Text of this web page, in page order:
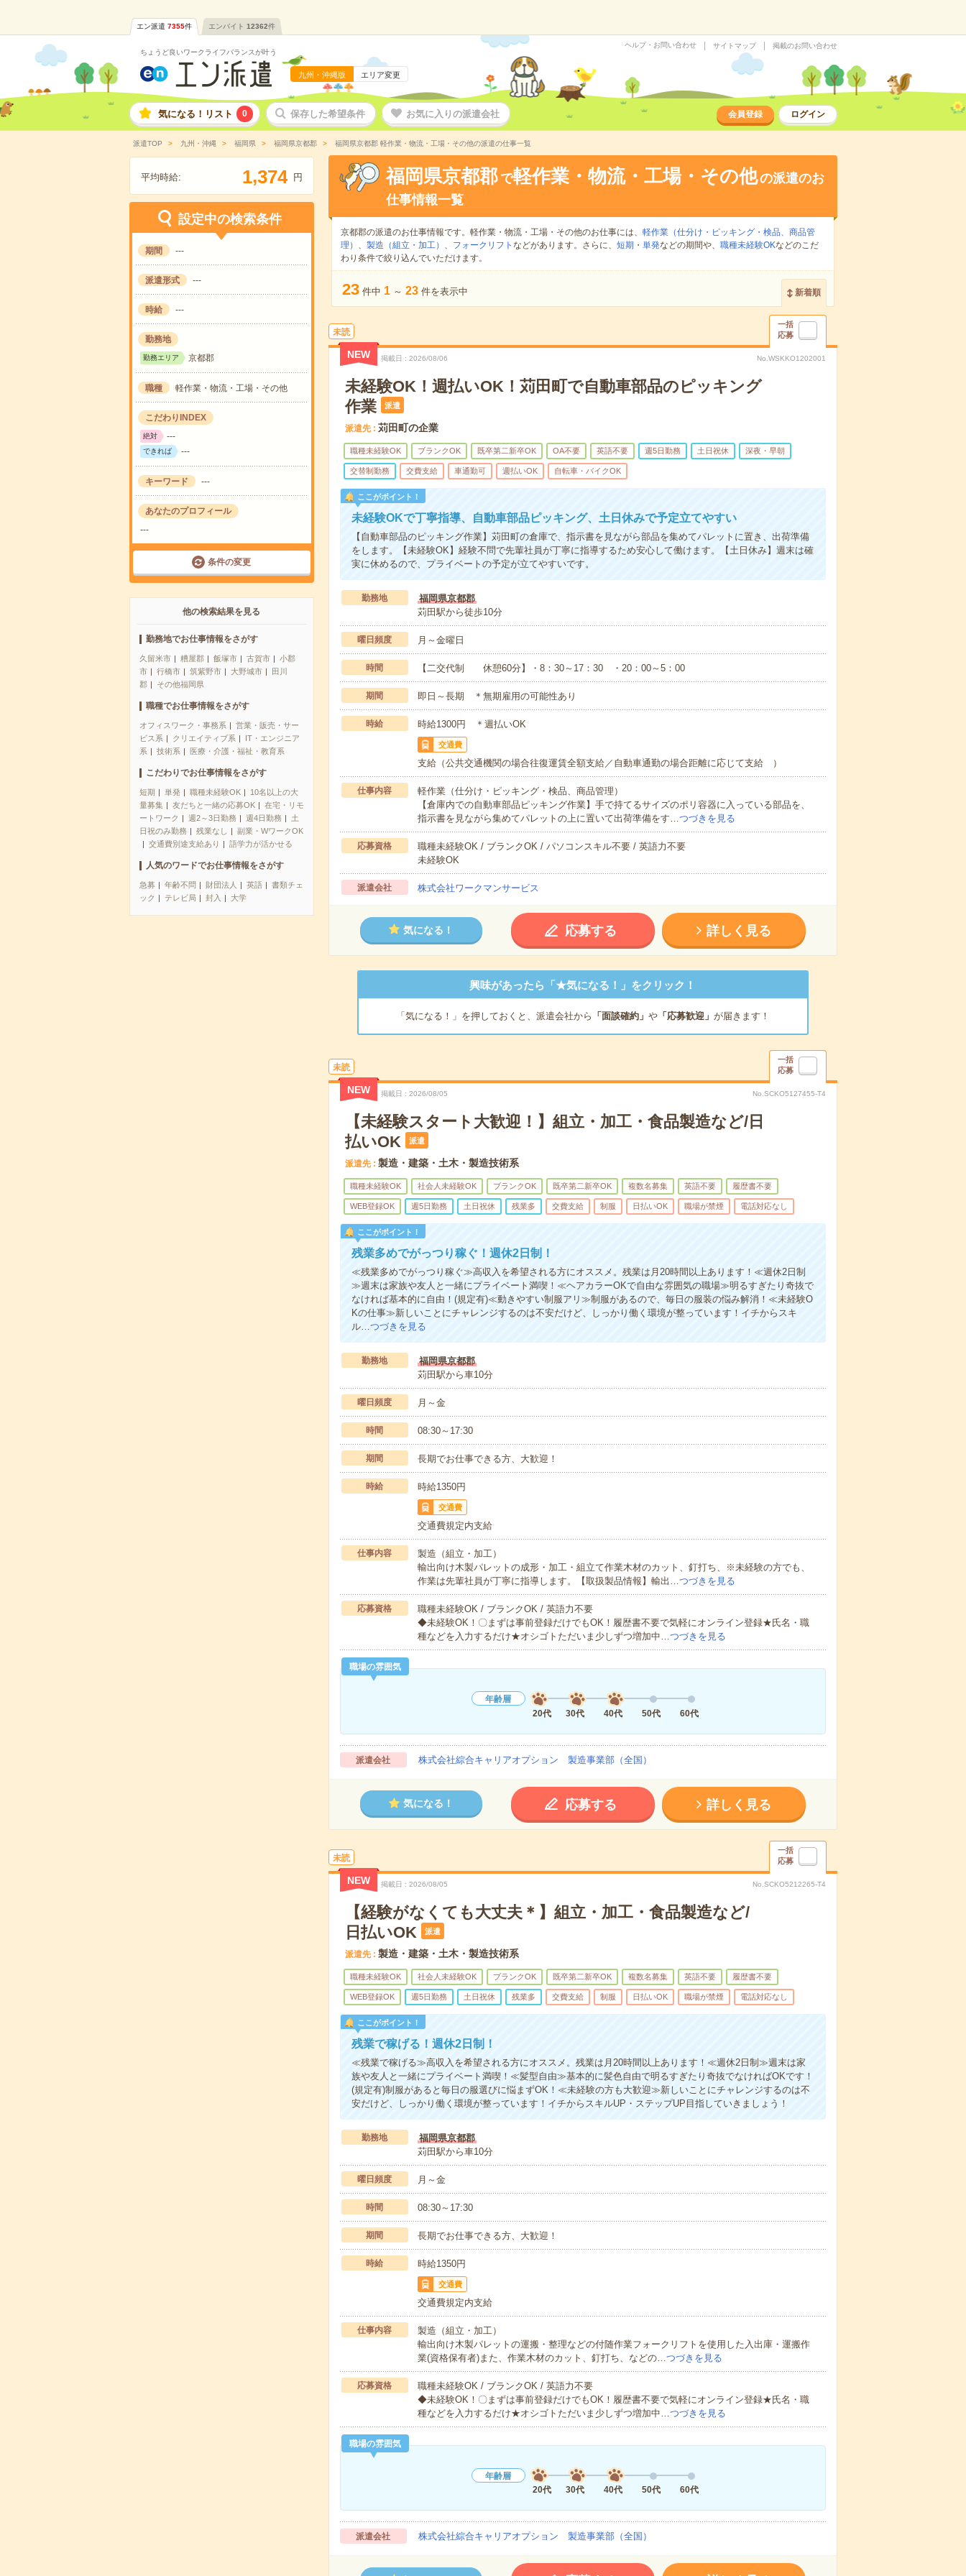
エン派遣 7355件 エンバイト 12362件
ちょうど良いワークライフバランスが叶う
九州・沖縄版 エリア変更
ヘルプ・お問い合わせ サイトマップ 掲載のお問い合わせ
気になる！リスト 0 保存した希望条件 お気に入りの派遣会社 会員登録 ログイン
派遣TOP 九州・沖縄 福岡県 福岡県京都郡 福岡県京都郡 軽作業・物流・工場・その他の派遣の仕事一覧
平均時給: 1,374 円
設定中の検索条件
期間 ---
派遣形式 ---
時給 ---
勤務地
勤務エリア 京都郡
職種 軽作業・物流・工場・その他
こだわりINDEX
絶対 ---
できれば ---
キーワード ---
あなたのプロフィール
---
条件の変更
他の検索結果を見る
勤務地でお仕事情報をさがす
久留米市 糟屋郡 飯塚市 古賀市
小郡
市
行橋市 筑紫野市 大野城市
田川
郡
その他福岡県
職種でお仕事情報をさがす
オフィスワーク・事務系
営業・販売・サー
ビス系
クリエイティブ系
IT・エンジニア
系
技術系 医療・介護・福祉・教育系
こだわりでお仕事情報をさがす
短期 単発 職種未経験OK
10名以上の大
量募集
友だちと一緒の応募OK
在宅・リモ
ートワーク
週2～3日勤務 週4日勤務
土
日祝のみ勤務
残業なし
副業・WワークOK
交通費別途支給あり
語学力が活かせる
人気のワードでお仕事情報をさがす
急募 年齢不問 財団法人 英語
書類チェ
ック
テレビ局 封入 大学
福岡県京都郡 で軽作業・物流・工場・その他の派遣のお
仕事情報一覧
京都郡の派遣のお仕事情報です。軽作業・物流・工場・その他のお仕事には、 軽作業（仕分け・ピッキング・検品、商品管
理） 、 製造（組立・加工） 、 フォークリフト などがあります。さらに、 短期 ・ 単発などの期間や、 職種未経験OKなどのこだ
わり条件で絞り込んでいただけます。
23 件中 1 ～ 23 件を表示中 新着順
未読
一括
応募
NEW 掲載日 2026/08/06 No.WSKKO1202001
未経験OK！週払いOK！苅田町で自動車部品のピッキング
作業
派遣
派遣先 苅田町の企業
職種未経験OK ブランクOK 既卒第二新卒OK OA不要 英語不要 週5日勤務 土日祝休 深夜・早朝
交替制勤務 交費支給 車通勤可 週払いOK 自転車・バイクOK
ここがポイント！
未経験OKで丁寧指導、自動車部品ピッキング、土日休みで予定立てやすい
【自動車部品のピッキング作業】苅田町の倉庫で、指示書を見ながら部品を集めてパレットに置き、出荷準備
をします。【未経験OK】経験不問で先輩社員が丁寧に指導するため安心して働けます。【土日休み】週末は確
実に休めるので、プライベートの予定が立てやすいです。
勤務地
福岡県京都郡
苅田駅から徒歩10分
曜日頻度 月～金曜日
時間 【二交代制 休憩60分】・8：30～17：30 ・20：00～5：00
期間 即日～長期 ＊無期雇用の可能性あり
時給 時給1300円 ＊週払いOK
交通費
支給（公共交通機関の場合往復運賃全額支給／自動車通勤の場合距離に応じて支給 ）
仕事内容
軽作業（仕分け・ピッキング・検品、商品管理）
【倉庫内での自動車部品ピッキング作業】手で持てるサイズのポリ容器に入っている部品を、
指示書を見ながら集めてパレットの上に置いて出荷準備をす…つづきを見る
応募資格
職種未経験OK / ブランクOK / パソコンスキル不要 / 英語力不要
未経験OK
派遣会社 株式会社ワークマンサービス
気になる！ 応募する 詳しく見る
興味があったら「★気になる！」をクリック！
「気になる！」を押しておくと、派遣会社から 「面談確約」 や「応募歓迎」 が届きます！
未読
一括
応募
NEW 掲載日 2026/08/05 No.SCKO5127455-T4
【未経験スタート大歓迎！】組立・加工・食品製造など/日
払いOK
派遣
派遣先 製造・建築・土木・製造技術系
職種未経験OK 社会人未経験OK ブランクOK 既卒第二新卒OK 複数名募集 英語不要 履歴書不要
WEB登録OK 週5日勤務 土日祝休 残業多 交費支給 制服 日払いOK 職場が禁煙 電話対応なし
ここがポイント！
残業多めでがっつり稼ぐ！週休2日制！
≪残業多めでがっつり稼ぐ≫高収入を希望される方にオススメ。残業は月20時間以上あります！≪週休2日制
≫週末は家族や友人と一緒にプライベート満喫！≪ヘアカラーOKで自由な雰囲気の職場≫明るすぎたり奇抜で
なければ基本的に自由！(規定有)≪動きやすい制服アリ≫制服があるので、毎日の服装の悩み解消！≪未経験O
Kの仕事≫新しいことにチャレンジするのは不安だけど、しっかり働く環境が整っています！イチからスキ
ル…つづきを見る
勤務地
福岡県京都郡
苅田駅から車10分
曜日頻度 月～金
時間 08:30～17:30
期間 長期でお仕事できる方、大歓迎！
時給 時給1350円
交通費
交通費規定内支給
仕事内容
製造（組立・加工）
輸出向け木製パレットの成形・加工・組立て作業木材のカット、釘打ち、※未経験の方でも、
作業は先輩社員が丁寧に指導します。【取扱製品情報】輸出…つづきを見る
応募資格
職種未経験OK / ブランクOK / 英語力不要
◆未経験OK！〇まずは事前登録だけでもOK！履歴書不要で気軽にオンライン登録★氏名・職
種などを入力するだけ★オシゴトただいま少しずつ増加中…つづきを見る
職場の雰囲気
年齢層
20代
30代 40代 50代 60代
派遣会社 株式会社綜合キャリアオプション 製造事業部（全国）
気になる！ 応募する 詳しく見る
未読
一括
応募
NEW 掲載日 2026/08/05 No.SCKO5212265-T4
【経験がなくても大丈夫＊】組立・加工・食品製造など/
日払いOK
派遣
派遣先 製造・建築・土木・製造技術系
職種未経験OK 社会人未経験OK ブランクOK 既卒第二新卒OK 複数名募集 英語不要 履歴書不要
WEB登録OK 週5日勤務 土日祝休 残業多 交費支給 制服 日払いOK 職場が禁煙 電話対応なし
ここがポイント！
残業で稼げる！週休2日制！
≪残業で稼げる≫高収入を希望される方にオススメ。残業は月20時間以上あります！≪週休2日制≫週末は家
族や友人と一緒にプライベート満喫！≪髪型自由≫基本的に髪色自由で明るすぎたり奇抜でなければOKです！
(規定有)制服があると毎日の服選びに悩まずOK！≪未経験の方も大歓迎≫新しいことにチャレンジするのは不
安だけど、しっかり働く環境が整っています！イチからスキルUP・ステップUP目指していきましょう！
勤務地
福岡県京都郡
苅田駅から車10分
曜日頻度 月～金
時間 08:30～17:30
期間 長期でお仕事できる方、大歓迎！
時給 時給1350円
交通費
交通費規定内支給
仕事内容
製造（組立・加工）
輸出向け木製パレットの運搬・整理などの付随作業フォークリフトを使用した入出庫・運搬作
業(資格保有者)また、作業木材のカット、釘打ち、などの… つづきを見る
応募資格
職種未経験OK / ブランクOK / 英語力不要
◆未経験OK！〇まずは事前登録だけでもOK！履歴書不要で気軽にオンライン登録★氏名・職
種などを入力するだけ★オシゴトただいま少しずつ増加中… つづきを見る
職場の雰囲気
年齢層
20代
30代 40代 50代 60代
派遣会社 株式会社綜合キャリアオプション 製造事業部（全国）